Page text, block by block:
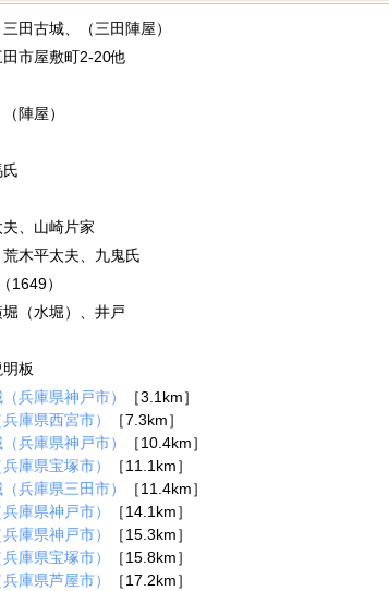
田古城、（三田陣屋）
市屋敷町2-20他
陣屋）
、山崎片家
木平太夫、九鬼氏
1649）
（水堀）、井戸
板
兵庫県神戸市）
［3.1km］
庫県西宮市）
［7.3km］
兵庫県神戸市）
［10.4km］
庫県宝塚市）
［11.1km］
兵庫県三田市）
［11.4km］
庫県神戸市）
［14.1km］
庫県神戸市）
［15.3km］
庫県宝塚市）
［15.8km］
庫県芦屋市）
［17.2km］